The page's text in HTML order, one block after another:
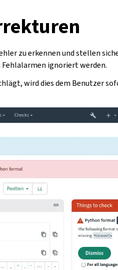
zu erkennen und stellen
ignoriert werden.
wird dies dem Benutzer